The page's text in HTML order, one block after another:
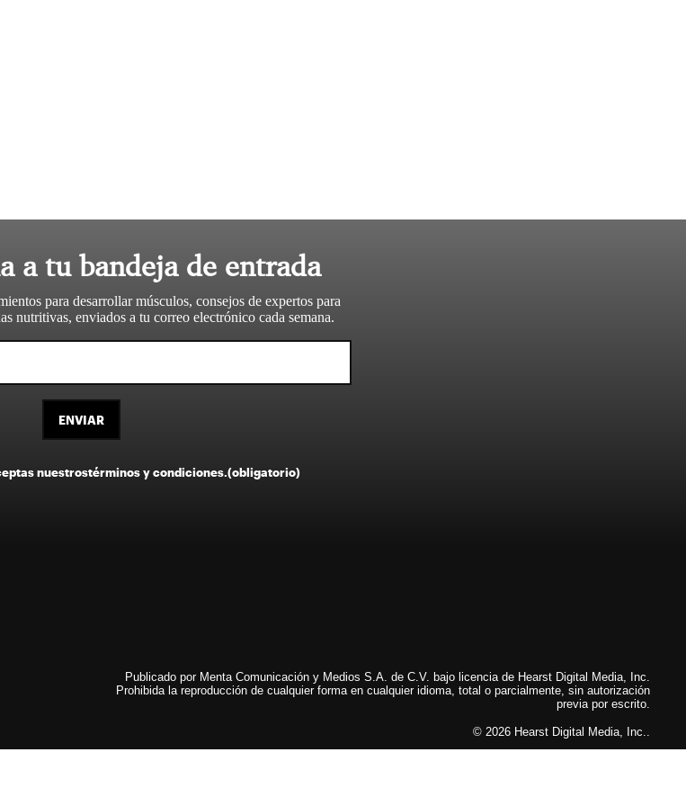
a tu bandeja de entrada
para desarrollar músculos, consejos de expertos para
nutritivas, enviados a tu correo electrónico cada semana.
ENVIAR
nuestrostérminos y condiciones.(obligatorio)
Publicado por Menta Comunicación y Medios S.A. de C.V. bajo licencia de Hearst Digital Media, Inc.
Prohibida la reproducción de cualquier forma en cualquier idioma, total o parcialmente, sin autorización
previa por escrito.
© 2026 Hearst Digital Media, Inc..